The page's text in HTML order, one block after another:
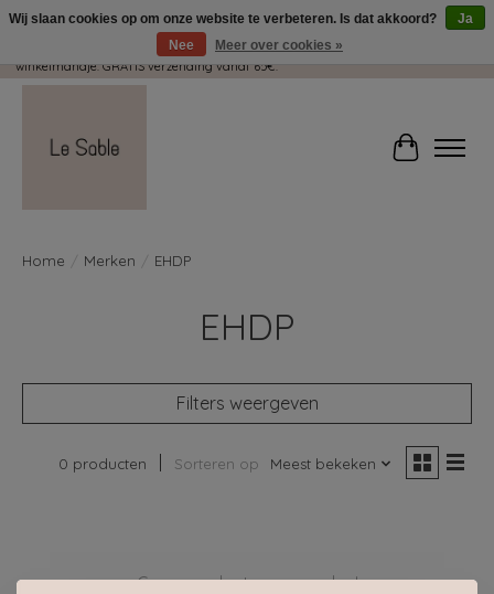
Wij pakken met plezier jouw kadootjes GRATIS in! Duid dit zeker aan in je
winkelmandje. GRATIS verzending vanaf 65€.
Home Merken EHDP
EHDP
Filters weergeven
0 producten Sorteren op Meest bekeken
Geen producten gevonden!
Wij slaan cookies op om onze website te verbeteren. Is dat akkoord?
Ja
Nee
Meer over cookies »